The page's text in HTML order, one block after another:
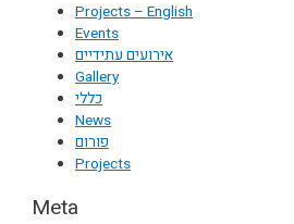
Projects – English
Events
אירועים עתידיים
Gallery
כללי
News
פורום
Projects
Meta